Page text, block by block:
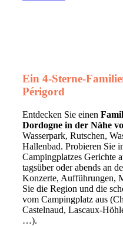
Ein 4-Sterne-
Périgord
Entdecken Sie einen
Dordogne in der Nähe
Wasserpark, Rutschen,
Hallenbad. Probieren Sie
Campingplatzes Gerichte
tagsüber oder abends an
Konzerte, Aufführungen,
Sie die Region und die
vom Campingplatz aus
Castelnaud, Lascaux-
…).